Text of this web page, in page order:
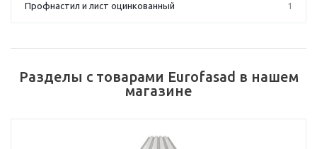
Профнастил и лист оцинкованный 1
Разделы с товарами Eurofasad в нашем
магазине